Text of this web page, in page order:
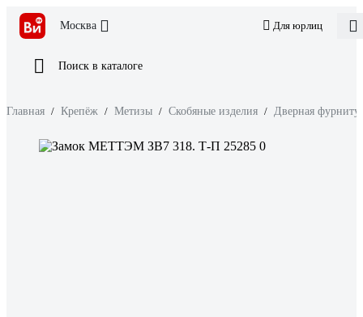
Москва Для юрлиц
Поиск в каталоге
Главная / Крепёж / Метизы / Скобяные изделия / Дверная